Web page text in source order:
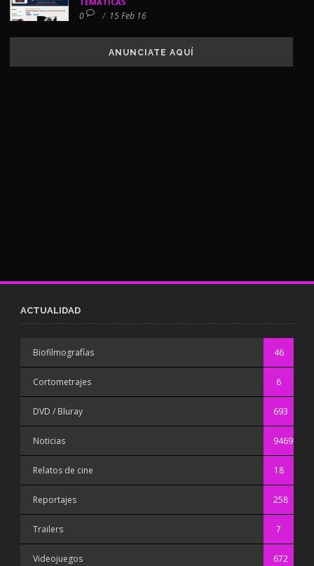
0 / 15 Feb 16
ANUNCIATE AQUÍ
ACTUALIDAD
Biofilmografías 46
Cortometrajes 6
DVD / Bluray 693
Noticias 9469
Relatos de cine 18
Reportajes 258
Trailers 7
Videojuegos 672